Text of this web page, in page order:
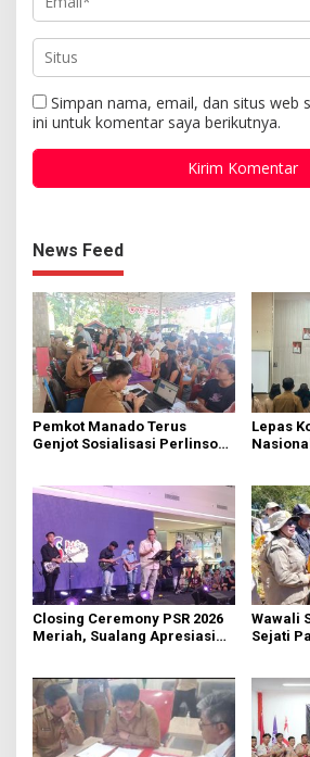
Simpan nama, email, dan situs web
ini untuk komentar saya berikutnya.
News Feed
Pemkot Manado Terus
Genjot Sosialisasi Perlinsos
Lepas
Closing Ceremony PSR 2026
Meriah, Sualang Apresiasi
Wawali
Sejati